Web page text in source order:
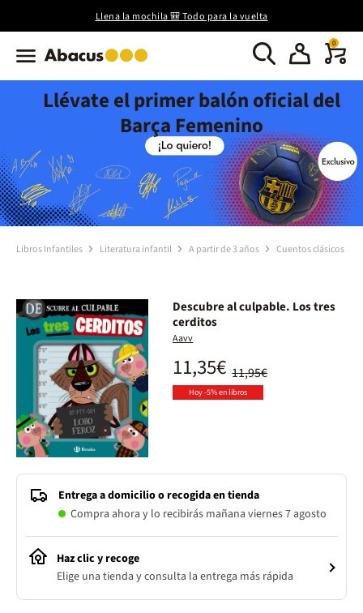
Llena la mochila 🎒 Todo para la vuelta
0
Llévate el primer balón oficial del
Barça Femenino
Libros Infantiles Literatura infantil A partir de 3 años Cuentos clásicos
Descubre al culpable. Los tres
cerditos
Aavv
11,95€
11,35€
Hoy -5% en libros
Entrega a domicilio o recogida en tienda
Compra ahora y lo recibirás mañana viernes 7 agosto
Haz clic y recoge
Elige una tienda y consulta la entrega más rápida